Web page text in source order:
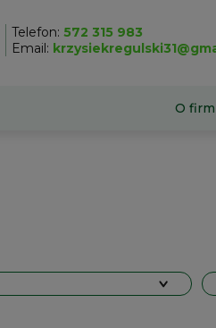
Telefon: 572 315 983
Email:
O